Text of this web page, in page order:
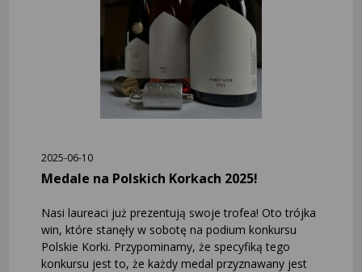
2024: https://tiny.pl/99pg27fm Johanniter
2024: https://tiny.pl/3dnd7v7c Rose
2024: https://tiny.pl/pb28qys0 Perle
2024: https://tiny.pl/0vxpzy60 Szlachetny Zbiór
2024: https://tiny.pl/14cbtq4p Łączymy pozdrowienia,
Winnica Turnau
2025-06-10
Medale na Polskich Korkach 2025!
Nasi laureaci już prezentują swoje trofea! Oto trójka
win, które stanęły w sobotę na podium konkursu
Polskie Korki. Przypominamy, że specyfiką tego
konkursu jest to, że każdy medal przyznawany jest